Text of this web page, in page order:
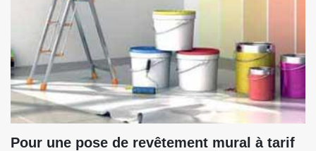
Pour une pose de revêtement mural à tarif